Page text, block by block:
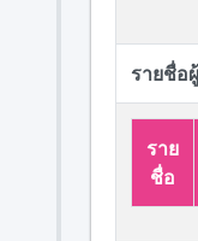
รายชื่อ
ราย
ชื่อ